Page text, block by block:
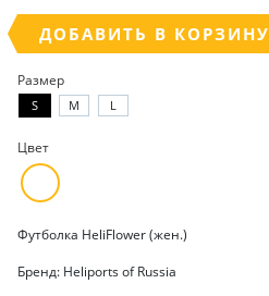
ДОБАВИТЬ В КОРЗИНУ
Размер
S M L
Цвет
Футболка HeliFlower (жен.)
Бренд: Heliports of Russia